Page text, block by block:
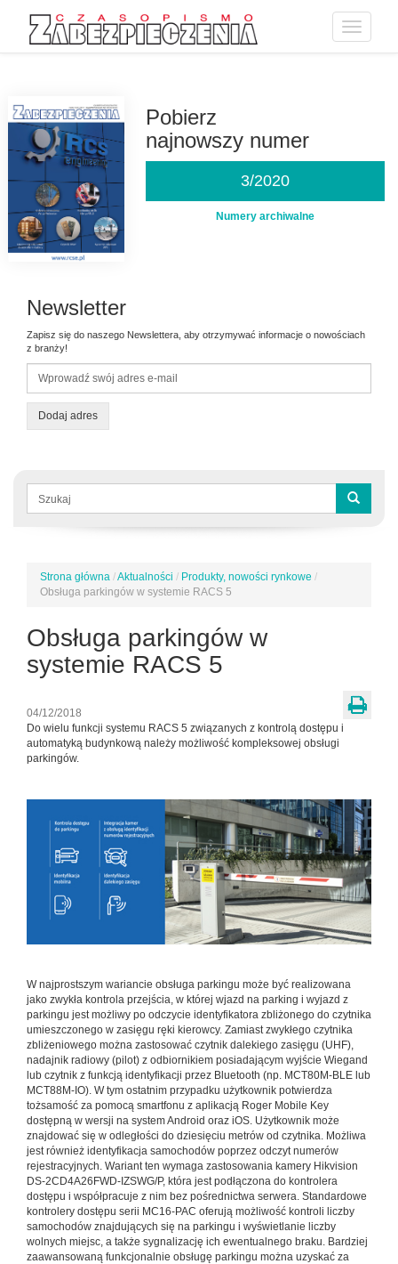
Toggle
Pobierz
najnowszy numer
3/2020
Numery archiwalne
Newsletter
Zapisz się do naszego Newslettera, aby otrzymywać informacje o nowościach
z branży!
Dodaj adres
Formularz
wyszukiwania
Jesteś
tutaj
Strona główna /Aktualności / Produkty, nowości rynkowe /
Obsługa parkingów w systemie RACS 5
Obsługa parkingów w
systemie RACS 5
04/12/2018
Do wielu funkcji systemu RACS 5 związanych z kontrolą dostępu i
automatyką budynkową należy możliwość kompleksowej obsługi
parkingów.
W najprostszym wariancie obsługa parkingu może być realizowana
jako zwykła kontrola przejścia, w której wjazd na parking i wyjazd z
parkingu jest możliwy po odczycie identyfikatora zbliżonego do czytnika
umieszczonego w zasięgu ręki kierowcy. Zamiast zwykłego czytnika
zbliżeniowego można zastosować czytnik dalekiego zasięgu (UHF),
nadajnik radiowy (pilot) z odbiornikiem posiadającym wyjście Wiegand
lub czytnik z funkcją identyfikacji przez Bluetooth (np. MCT80M-BLE lub
MCT88M-IO). W tym ostatnim przypadku użytkownik potwierdza
tożsamość za pomocą smartfonu z aplikacją Roger Mobile Key
dostępną w wersji na system Android oraz iOS. Użytkownik może
znajdować się w odległości do dziesięciu metrów od czytnika. Możliwa
jest również identyfikacja samochodów poprzez odczyt numerów
rejestracyjnych. Wariant ten wymaga zastosowania kamery Hikvision
DS-2CD4A26FWD-IZSWG/P, która jest podłączona do kontrolera
dostępu i współpracuje z nim bez pośrednictwa serwera. Standardowe
kontrolery dostępu serii MC16-PAC oferują możliwość kontroli liczby
samochodów znajdujących się na parkingu i wyświetlanie liczby
wolnych miejsc, a także sygnalizację ich ewentualnego braku. Bardziej
zaawansowaną funkcjonalnie obsługę parkingu można uzyskać za